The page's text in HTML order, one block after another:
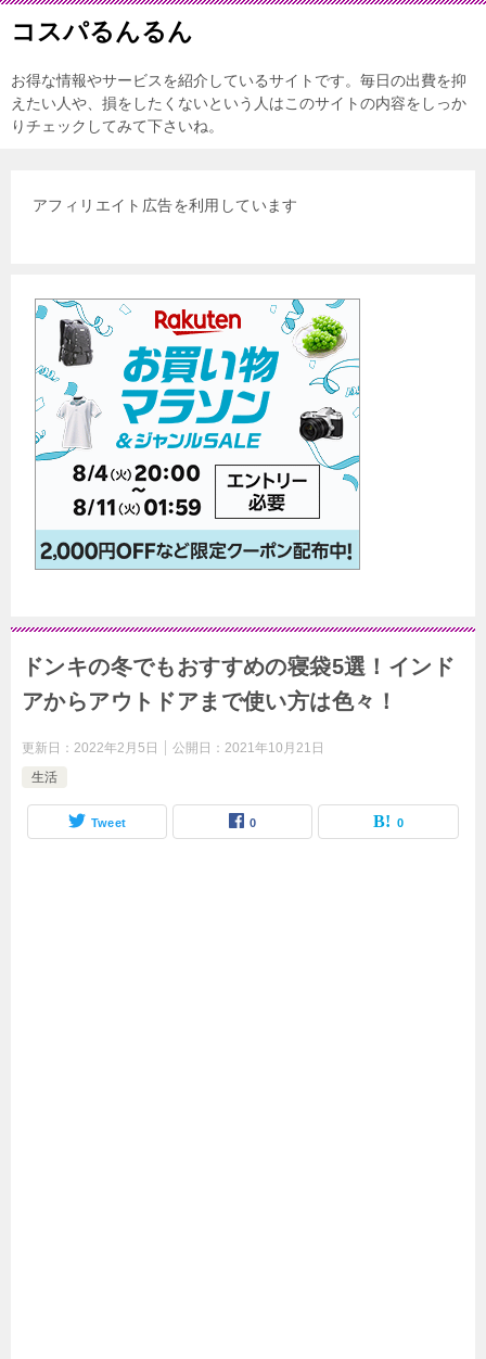
コスパるんるん
お得な情報やサービスを紹介しているサイトです。毎日の出費を抑
えたい人や、損をしたくないという人はこのサイトの内容をしっか
りチェックしてみて下さいね。
アフィリエイト広告を利用しています
ドンキの冬でもおすすめの寝袋5選！インド
アからアウトドアまで使い方は色々！
更新日： 2022年2月5日 公開日： 2021年10月21日
生活
Tweet 0 0